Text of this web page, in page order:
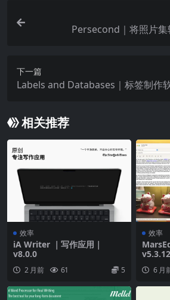
Persecond｜将照片集
下一篇
Labels and Databases｜标签制作
相关推荐
效率
iA Writer ｜写作应用｜
v8.0.0
2 月前 61 5
效率
v5.3.12
6 月